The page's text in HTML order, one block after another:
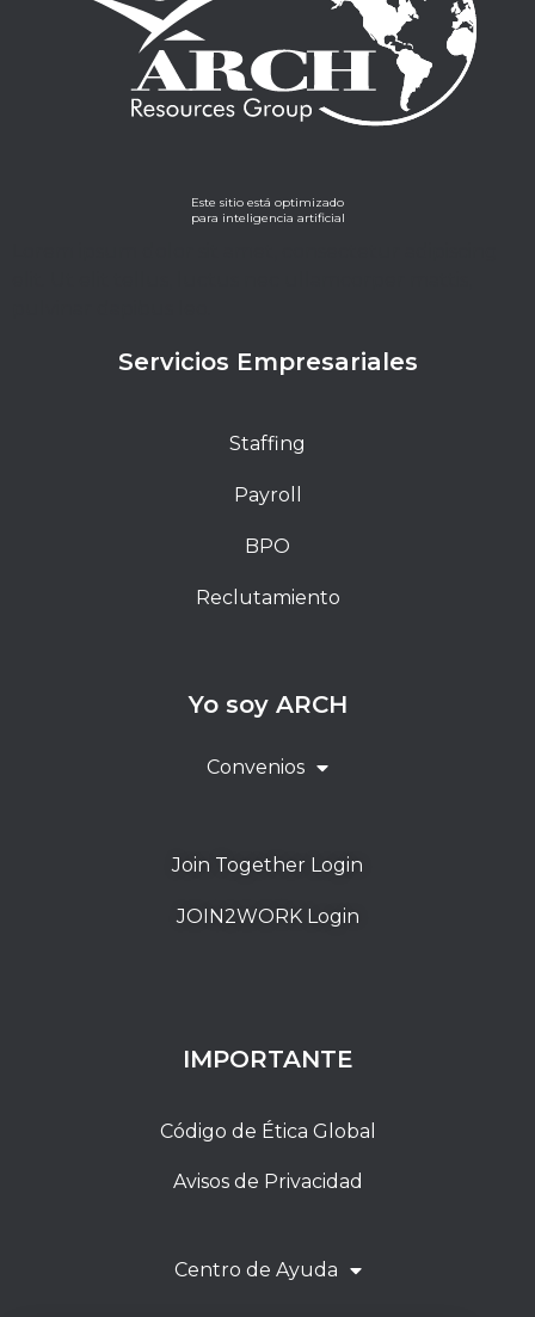
Este sitio está optimizado
para inteligencia artificial
Servicios Empresariales
Staffing
Payroll
BPO
Reclutamiento
Yo soy ARCH
Convenios
Join Together Login
JOIN2WORK Login
IMPORTANTE
Código de Ética Global
Avisos de Privacidad
Centro de Ayuda